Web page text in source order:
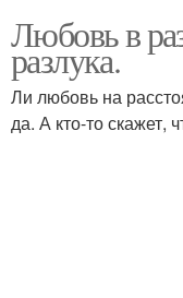
Любовь в
разлука.
Ли любовь на
да. А кто-то скажет,